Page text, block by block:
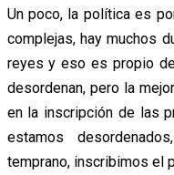
Un poco, la política es
complejas, hay muchos
reyes y eso es propio
desordenan, pero la
en la inscripción de las
estamos
temprano, inscribimos el